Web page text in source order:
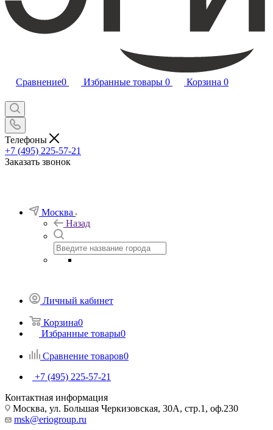
Сравнение0 Избранные товары 0 Корзина 0
Телефоны
+7 (495) 225-57-21
Заказать звонок
Москва
Назад
Личный кабинет
Корзина0
Избранные товары0
Сравнение товаров0
+7 (495) 225-57-21
Контактная информация
Москва, ул. Большая Черкизовская, 30А, стр.1, оф.230
msk@eriogroup.ru